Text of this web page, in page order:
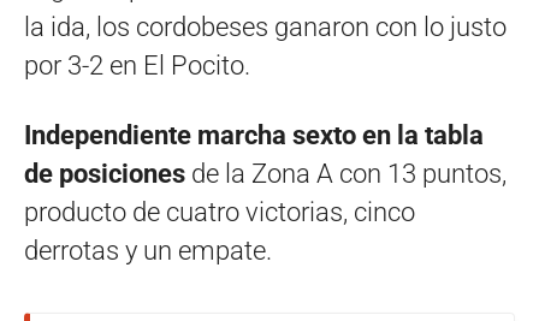
la ida, los cordobeses ganaron con lo justo
por 3-2 en El Pocito.
Independiente marcha sexto en la tabla
de posiciones de la Zona A con 13 puntos,
producto de cuatro victorias, cinco
derrotas y un empate.